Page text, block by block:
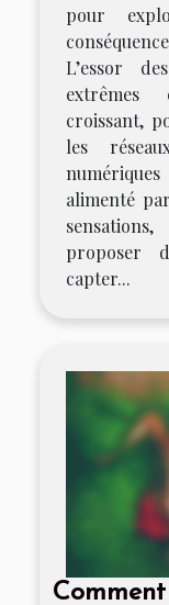
pour
L’essor
extrêmes
croissant,
les
alimenté
proposer
capter...